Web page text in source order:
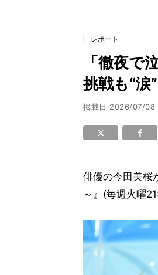
レポート
「徹夜で
挑戦も“涙
掲載日 2026/07/08
俳優の今田美桜
～』(毎週火曜